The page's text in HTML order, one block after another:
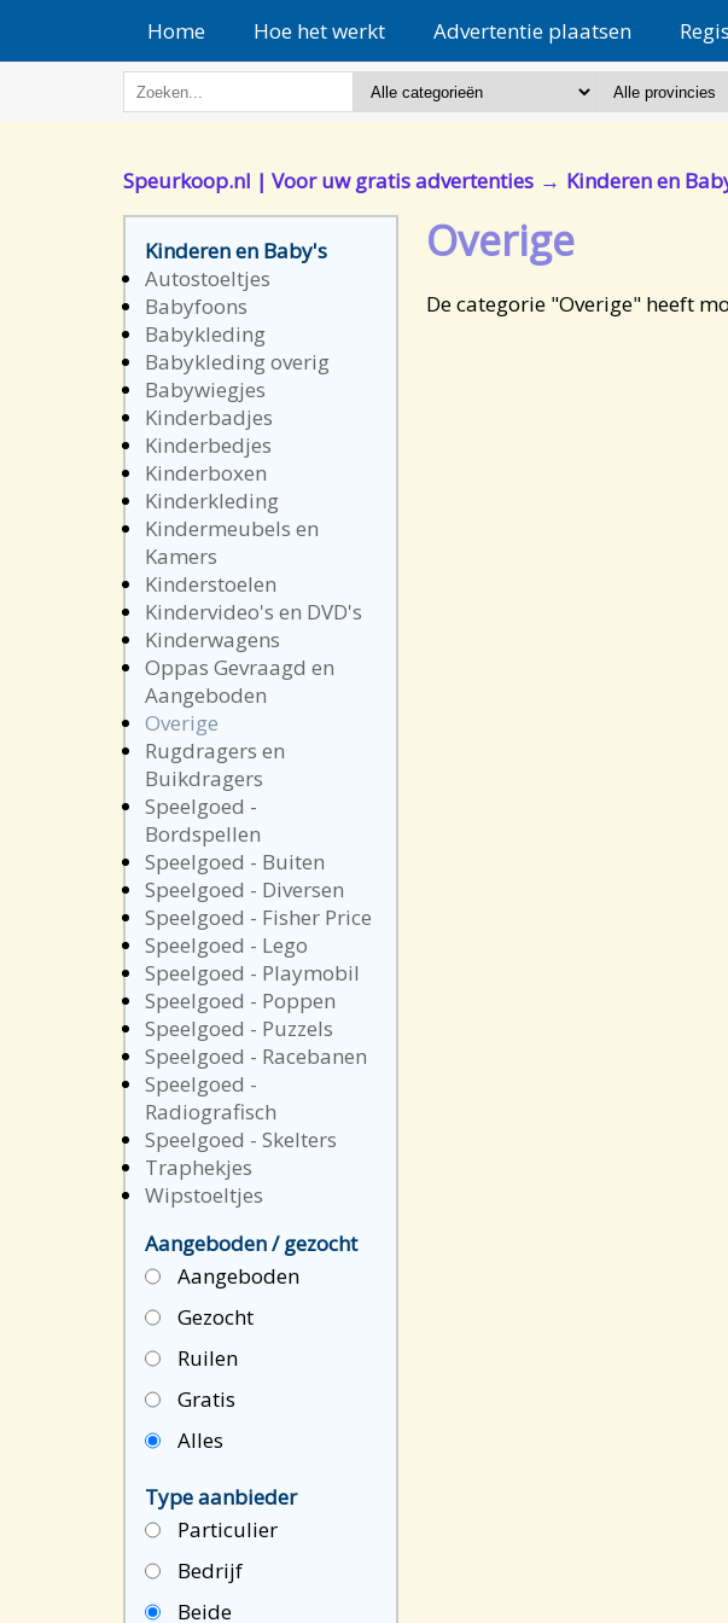
Home Hoe het werkt Advertentie plaatsen
Speurkoop.nl | Voor uw gratis advertenties Kinderen en
Kinderen en Baby's
Autostoeltjes
Babyfoons
Babykleding
Babykleding overig
Babywiegjes
Kinderbadjes
Kinderbedjes
Kinderboxen
Kinderkleding
Kindermeubels en
Kamers
Kinderstoelen
Kindervideo's en DVD's
Kinderwagens
Oppas Gevraagd en
Aangeboden
Overige
Rugdragers en
Buikdragers
Speelgoed -
Bordspellen
Speelgoed - Buiten
Speelgoed - Diversen
Speelgoed - Fisher Price
Speelgoed - Lego
Speelgoed - Playmobil
Speelgoed - Poppen
Speelgoed - Puzzels
Speelgoed - Racebanen
Speelgoed -
Radiografisch
Speelgoed - Skelters
Traphekjes
Wipstoeltjes
Aangeboden / gezocht
Aangeboden
Gezocht
Ruilen
Gratis
Alles
Type aanbieder
Particulier
Bedrijf
Beide
Overige
De categorie "Overige" heeft